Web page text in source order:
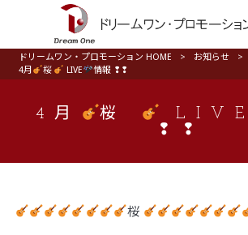
ドリームワン・プロモーション HOME > お知らせ
>
4月
桜 LIVE 情報 ❢❢
4月 桜 LIVE
❢❢
桜